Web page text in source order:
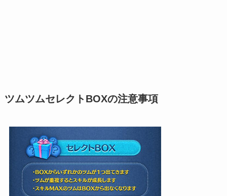
ツムツムセレクトBOXの注意事項